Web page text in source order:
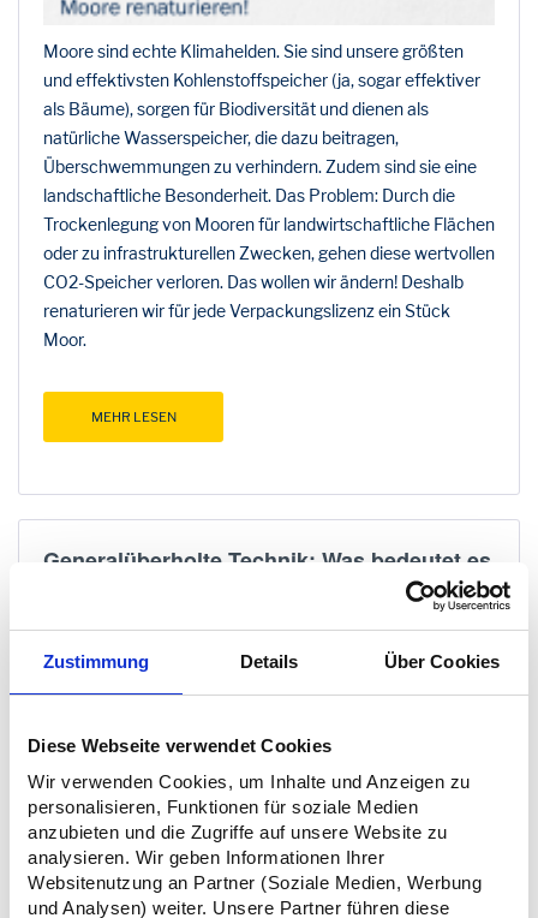
Zustimmung Details Über Cookies
Diese Webseite verwendet Cookies
Wir verwenden Cookies, um Inhalte und Anzeigen zu
personalisieren, Funktionen für soziale Medien
anzubieten und die Zugriffe auf unsere Website zu
analysieren. Wir geben Informationen Ihrer
Websitenutzung an Partner (Soziale Medien, Werbung
und Analysen) weiter. Unsere Partner führen diese
Moore sind echte Klimahelden. Sie sind unsere größten
und effektivsten Kohlenstoffspeicher (ja, sogar effektiver
als Bäume), sorgen für Biodiversität und dienen als
natürliche Wasserspeicher, die dazu beitragen,
Überschwemmungen zu verhindern. Zudem sind sie eine
landschaftliche Besonderheit. Das Problem: Durch die
Trockenlegung von Mooren für landwirtschaftliche Flächen
oder zu infrastrukturellen Zwecken, gehen diese wertvollen
CO2-Speicher verloren. Das wollen wir ändern! Deshalb
renaturieren wir für jede Verpackungslizenz ein Stück
Moor.
MEHR LESEN
Generalüberholte Technik: Was bedeutet es
26.04.23